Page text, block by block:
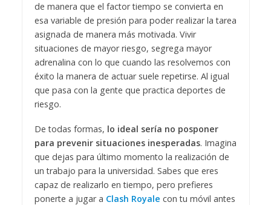
de manera que el factor tiempo se convierta en
esa variable de presión para poder realizar la tarea
asignada de manera más motivada. Vivir
situaciones de mayor riesgo, segrega mayor
adrenalina con lo que cuando las resolvemos con
éxito la manera de actuar suele repetirse. Al igual
que pasa con la gente que practica deportes de
riesgo.
De todas formas, lo ideal sería no posponer
para prevenir situaciones inesperadas. Imagina
que dejas para último momento la realización de
un trabajo para la universidad. Sabes que eres
capaz de realizarlo en tiempo, pero prefieres
ponerte a jugar a Clash Royale con tu móvil antes